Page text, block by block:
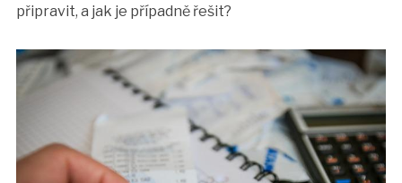
připravit, a jak je případně řešit?